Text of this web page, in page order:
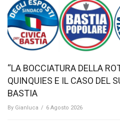
“LA BOCCIATURA DELLA
QUINQUIES E IL CASO DEL
BASTIA
By Gianluca / 6 Agosto 2026